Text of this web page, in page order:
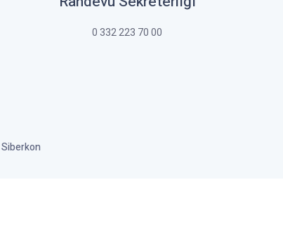
0 332 223 70 00
Siberkon